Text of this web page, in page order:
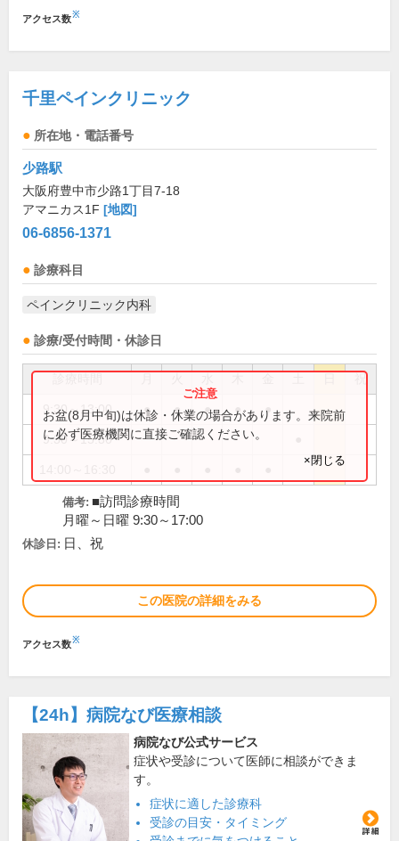
アクセス数※
千里ペインクリニック
所在地・電話番号
少路駅
大阪府豊中市少路1丁目7-18
アマニカス1F [地図]
06-6856-1371
診療科目
ペインクリニック内科
診療/受付時間・休診日
祝
9:30～13:00 ● ● ● ● ●
9:30～15:30
お盆(8月中旬)は休診・休業の場合があります。来院前
に必ず医療機関に直接ご確認ください。
×閉じる
備考: ■訪問診療時間
月曜～日曜 9:30～17:00
休診日: 日、祝
この医院の詳細をみる
アクセス数※
【24h】 病院なび医療相談
病院なび公式サービス
症状や受診について医師に相談ができま
す。
症状に適した診療科
受診の目安・タイミング